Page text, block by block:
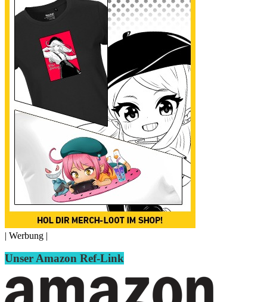
| Werbung |
Unser Amazon Ref-Link